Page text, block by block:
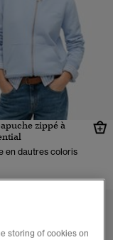
zippé à
en dautres coloris
storing of cookies on